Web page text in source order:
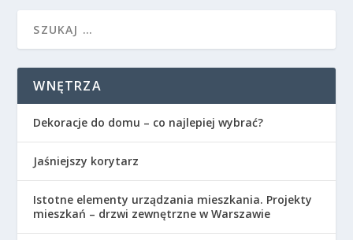
WNĘTRZA
Dekoracje do domu – co najlepiej wybrać?
Jaśniejszy korytarz
Istotne elementy urządzania mieszkania. Projekty
mieszkań – drzwi zewnętrzne w Warszawie